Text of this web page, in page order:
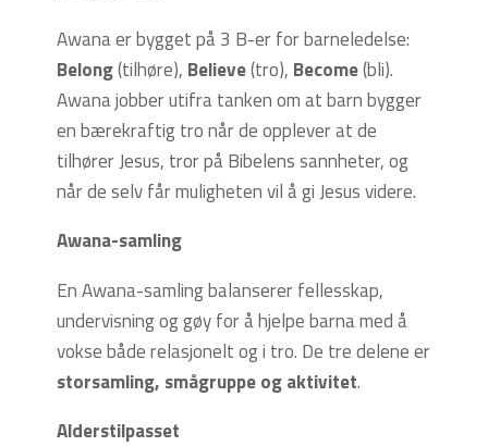
Awana er bygget på 3 B-er for barneledelse:
Belong(tilhøre), Believe(tro), Become(bli).
Awana jobber utifra tanken om at barn bygger
en bærekraftig tro når de opplever at de
tilhører Jesus, tror på Bibelens sannheter, og
når de selv får muligheten vil å gi Jesus videre.
Awana-samling
En Awana-samling balanserer fellesskap,
undervisning og gøy for å hjelpe barna med å
vokse både relasjonelt og i tro. De tre delene er
storsamling, smågruppe og aktivitet.
Alderstilpasset